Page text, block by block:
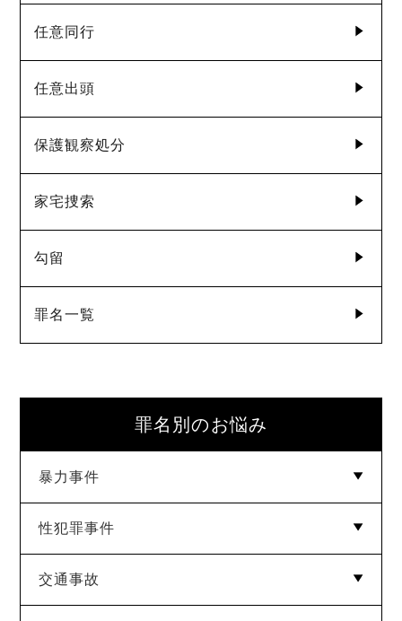
任意同行
任意出頭
保護観察処分
家宅捜索
勾留
罪名一覧
罪名別のお悩み
暴力事件
傷害罪
暴行罪
脅迫・恐喝・強要罪
性犯罪事件
強制性交等罪
強制わいせつ
迷惑防止条例違反
公然わいせつ
痴漢
盗撮
児童ポルノ
逮捕監禁罪
交通事故